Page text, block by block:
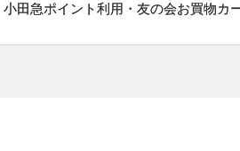
田急ポイント利用・友の会お買物カ